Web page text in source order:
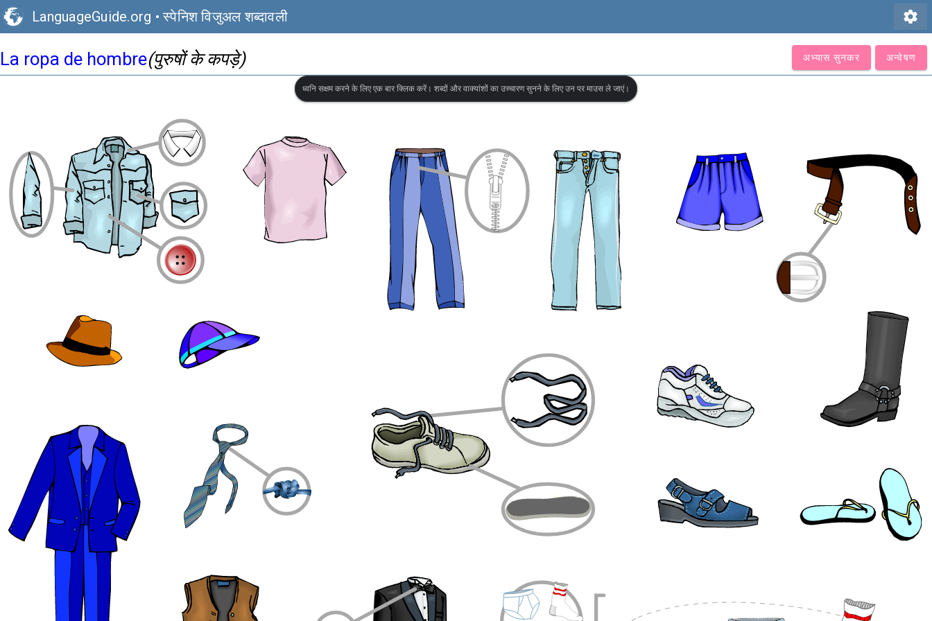
LanguageGuide.org •स्पेनिश विजुअल शब्दावली settings
La ropa de hombre(पुरुषों के कपड़े) अभ्यास सुनकर अन्वेषण
ध्वनि सक्षम करने के लिए एक बार क्लिक करें। शब्दों और वाक्यांशों का उच्चारण सुनने के लिए उन पर माउस ले जाएं।